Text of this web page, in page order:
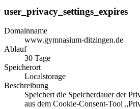
user_privacy_settings_expires
Domainname
www.gymnasium-ditzingen.de
Ablauf
30 Tage
Speicherort
Localstorage
Beschreibung
Speichert die Speicherdauer der
aus dem Cookie-Consent-Tool